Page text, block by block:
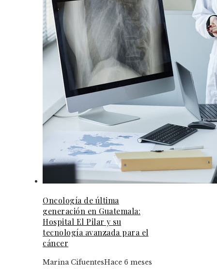
Oncología de última
generación en Guatemala:
Hospital El Pilar y su
tecnología avanzada para el
cáncer
Marina CifuentesHace 6 meses